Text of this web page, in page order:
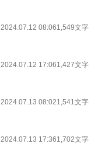
2024.07.12 08:061,549文字
2024.07.12 17:061,427文字
2024.07.13 08:021,541文字
2024.07.13 17:361,702文字